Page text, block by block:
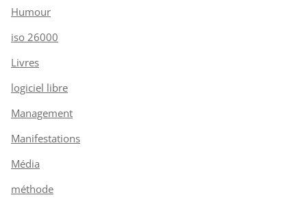
Humour
iso 26000
Livres
logiciel libre
Management
Manifestations
Média
méthode